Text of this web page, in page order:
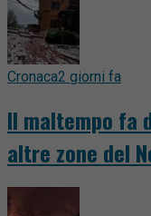
Cronaca2 giorni fa
Il maltempo fa
altre zone del